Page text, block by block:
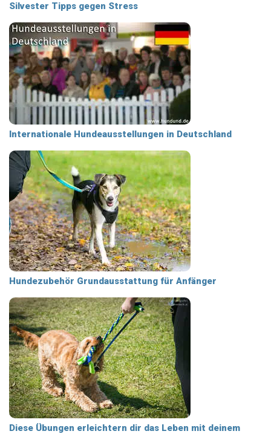
Silvester Tipps gegen Stress
Internationale Hundeausstellungen in Deutschland
Hundezubehör Grundausstattung für Anfänger
Diese Übungen erleichtern dir das Leben mit deinem